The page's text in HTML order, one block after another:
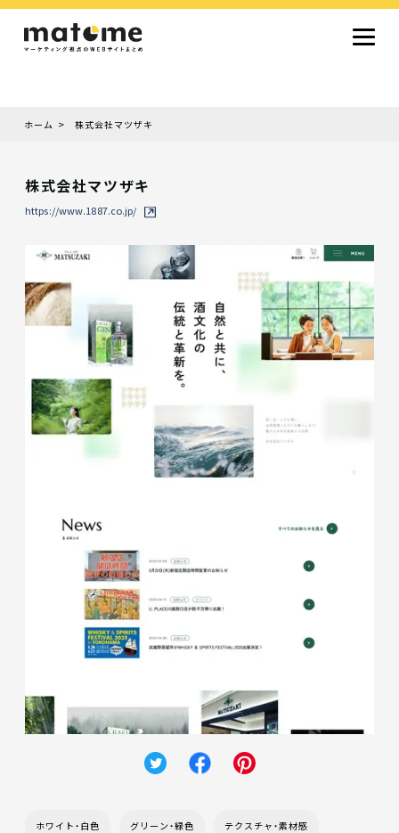
採用サイト
コーポレートサイト
オウンドメディア
ランディングページ
サービスサイト
Design
シンプルデザイン
クール・モダン
ナチュラル・温もり系
和風・ジャパニーズ
雑誌風・エディトリアル
イラスト
ミニマルデザイン
タイポグラフィ重視
グラデーション
高級感・ラグジュアリー
グリッドデザイン
フラットデザイン
モーション・アニメーション
テクスチャ・素材感
シングルページ
Color
色から探す
カラフル・多色
シルバー・銀色
ゴールド・金色
パープル・紫色
ブラウン・茶色
グリーン・緑色
ブルー・青色
イエロー・黄色
オレンジ・橙色
レッド・赤色
ピンク・桃色
グレー・灰色
ブラック・黒色
ホワイト・白色
ライトブルー・水色
ネイビー・紺色
Service
業種・職種から探す
ファッション・トレンド
デザイン・ブランディング
働き方・組織文化・価値観
生活・趣味
NPO・自治体・行政
銀行・金融・フィンテック
健康・フィットネス
車・バイク・乗り物
建築・不動産・空間デザイン
転職・求人
文化・伝統・アート
クリエイティブ・マーケティング
ペット・動物
美容・エステ
教育・子育て・スクール
レストラン・飲食・ウェディング
旅行・観光・ホテル・旅館
医療・介護・ヘルスケア
音楽・映像・エンタメ
IT・ツール・アプリ
農業・畜産・食品
製造・素材・化学
コンサルティング・投資
土木・建設・インフラ整備
デジタルマーケティング・広告
化粧品・美容製品
人材紹介・派遣
法律・会計・士業
製薬・バイオテクノロジー
ホーム 株式会社マツザキ
株式会社マツザキ
https://www.1887.co.jp/
ホワイト・白色 グリーン・緑色 テクスチャ・素材感